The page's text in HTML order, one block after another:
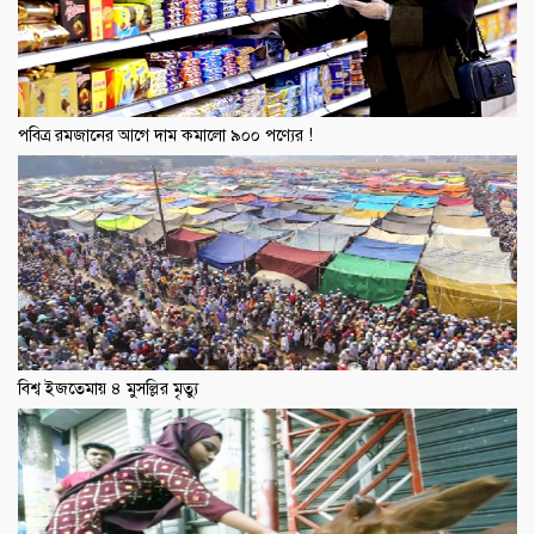
পবিত্র রমজানের আগে দাম কমালো ৯০০ পণ্যের !
বিশ্ব ইজতেমায় ৪ মুসল্লির মৃত্যু